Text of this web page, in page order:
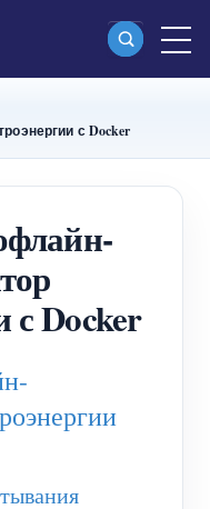
энергии (WEM2067)
энергии
энергии
энергии
с Docker
с Docker